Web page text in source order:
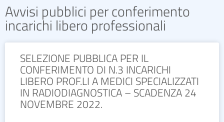
Avvisi pubblici per conferimento
incarichi libero professionali
SELEZIONE PUBBLICA PER IL
CONFERIMENTO DI N.3 INCARICHI
LIBERO PROF.LI A MEDICI SPECIALIZZATI
IN RADIODIAGNOSTICA – SCADENZA 24
NOVEMBRE 2022.